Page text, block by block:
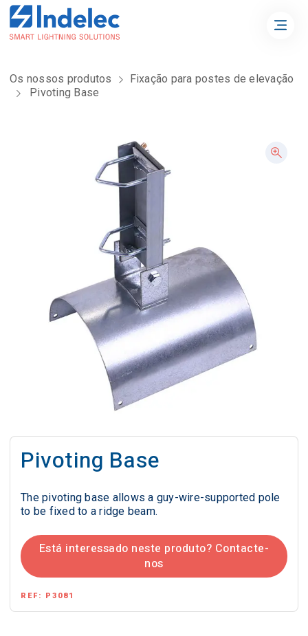
Os nossos produtos
Fixação para postes de elevação
Pivoting Base
Pivoting Base
The pivoting base allows a guy-wire-supported pole
to be fixed to a ridge beam.
Está interessado neste produto? Contacte-
nos
REF: P3081